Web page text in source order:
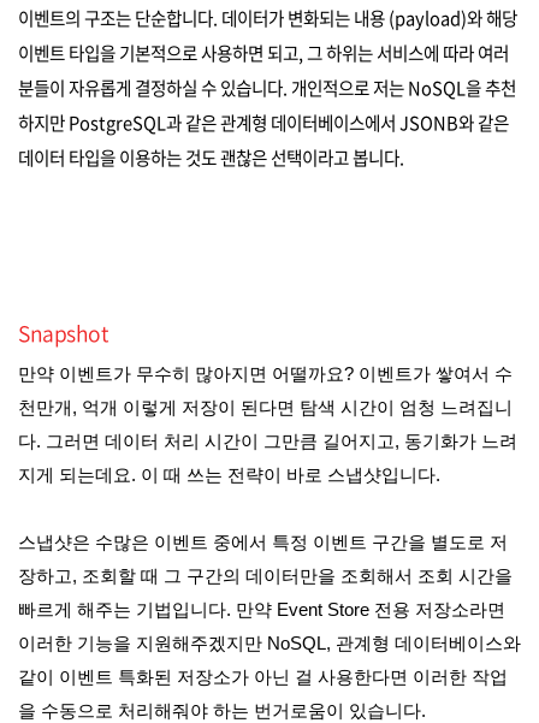
이벤트의 구조는 단순합니다. 데이터가 변화되는 내용 (payload)와 해당
이벤트 타입을 기본적으로 사용하면 되고, 그 하위는 서비스에 따라 여러
분들이 자유롭게 결정하실 수 있습니다. 개인적으로 저는 NoSQL을 추천
하지만 PostgreSQL과 같은 관계형 데이터베이스에서 JSONB와 같은
데이터 타입을 이용하는 것도 괜찮은 선택이라고 봅니다.
Snapshot
만약 이벤트가 무수히 많아지면 어떨까요? 이벤트가 쌓여서 수
천만개, 억개 이렇게 저장이 된다면 탐색 시간이 엄청 느려집니
다. 그러면 데이터 처리 시간이 그만큼 길어지고, 동기화가 느려
지게 되는데요. 이 때 쓰는 전략이 바로 스냅샷입니다.
스냅샷은 수많은 이벤트 중에서 특정 이벤트 구간을 별도로 저
장하고, 조회할 때 그 구간의 데이터만을 조회해서 조회 시간을
빠르게 해주는 기법입니다. 만약 Event Store 전용 저장소라면
이러한 기능을 지원해주겠지만 NoSQL, 관계형 데이터베이스와
같이 이벤트 특화된 저장소가 아닌 걸 사용한다면 이러한 작업
을 수동으로 처리해줘야 하는 번거로움이 있습니다.